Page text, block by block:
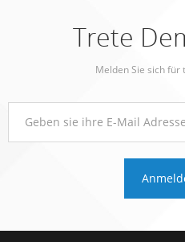
Trete
Melden Sie sich für